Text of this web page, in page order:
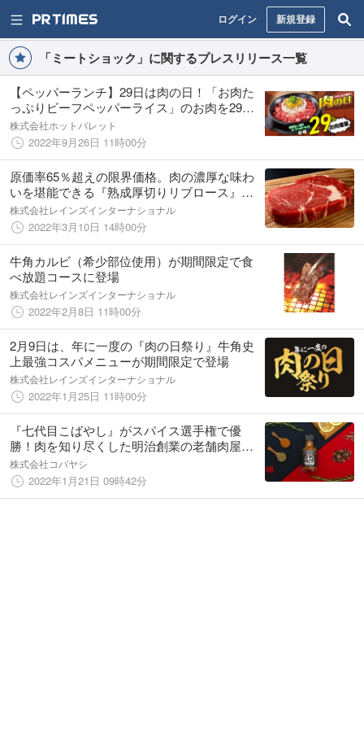
ログイン 新規登録
「ミートショック」に関するプレスリリース一覧
【ペッパーランチ】29日は肉の日！「お肉た
っぷりビーフペッパーライス」のお肉を29%
増量！！9月29日(木)限りのキャンペーンを開
催！
株式会社ホットパレット
2022年9月26日 11時00分
原価率65％超えの限界価格。肉の濃厚な味わ
いを堪能できる『熟成厚切りリブロース』発
売
株式会社レインズインターナショナル
2022年3月10日 14時00分
牛角カルビ（希少部位使用）が期間限定で食
べ放題コースに登場
株式会社レインズインターナショナル
2022年2月8日 11時00分
2月9日は、年に一度の『肉の日祭り』牛角史
上最強コスパメニューが期間限定で登場
株式会社レインズインターナショナル
2022年1月25日 11時00分
『七代目こばやし』がスパイス選手権で優
勝！肉を知り尽くした明治創業の老舗肉屋が
アウトドアに着目して開発。老舗肉屋が逆境
を打破する強力な一手
株式会社コバヤシ
2022年1月21日 09時42分